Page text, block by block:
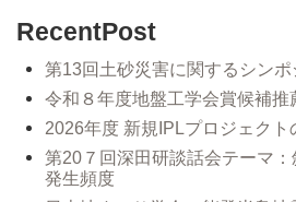
RecentPost
第13回土砂災害に関するシン
令和８年度地盤工学会賞候補推
2026年度 新規IPLプロジェクト
第20７回深田研談話会テーマ
発生頻度